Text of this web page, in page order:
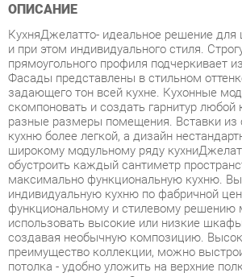
прямоугольного профиля подчеркивает
Фасады представлены в стильном оттенке
задающего тон всей кухне. Кухонные
скомпоновать и создать гарнитур любой
разные размеры помещения. Вставки из
кухню более легкой, а дизайн
широкому модульному ряду
обустроить каждый сантиметр
максимально функциональную кухню. Вы
индивидуальную кухню по фабричной
функциональному и стилевому решению
использовать высокие или низкие шкафы,
создавая необычную композицию.
преимущество коллекции, можно
потолка - удобно уложить на верхние
используемые вещи. Стиль -
Условия покупки